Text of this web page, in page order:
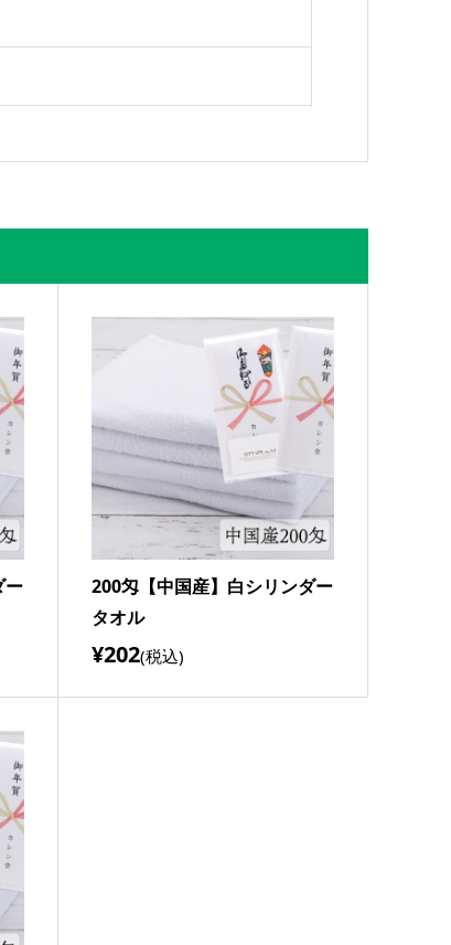
ー
200匁【中国産】白シリンダー
タオル
¥202(税込)